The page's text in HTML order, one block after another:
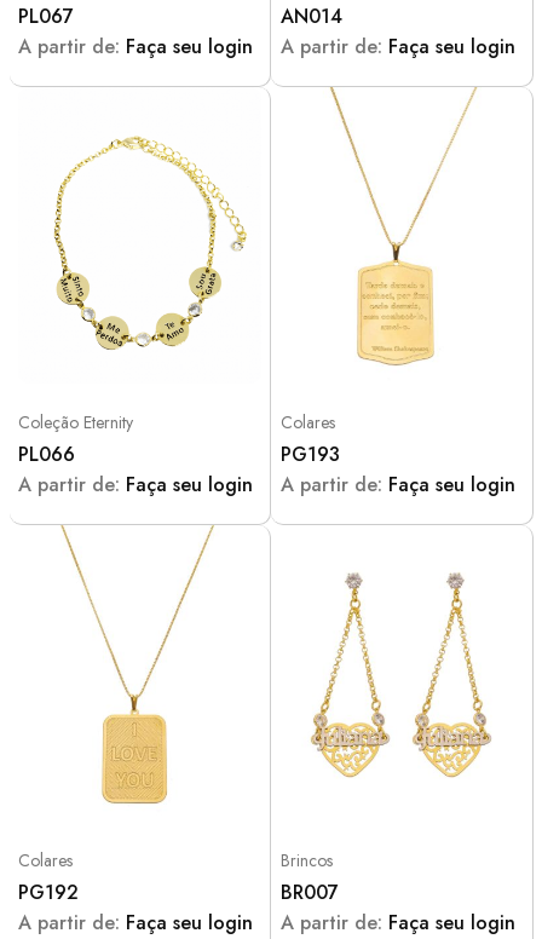
PL067
A partir de: Faça seu login
AN014
A partir de: Faça seu login
Coleção Eternity
PL066
A partir de: Faça seu login
Colares
PG193
A partir de: Faça seu login
Colares
PG192
A partir de: Faça seu login
Brincos
BR007
A partir de: Faça seu login